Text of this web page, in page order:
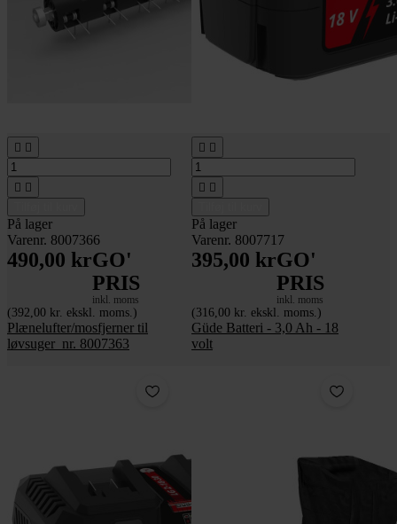
 
 
På lager
Varenr. 8007366
490,00 krGO'
PRIS
inkl. moms
(392,00 kr. ekskl. moms.)
Plænelufter/mosfjerner til
løvsuger_nr. 8007363
 
 
På lager
Varenr. 8007717
395,00 krGO'
PRIS
inkl. moms
(316,00 kr. ekskl. moms.)
Güde Batteri - 3,0 Ah - 18
volt